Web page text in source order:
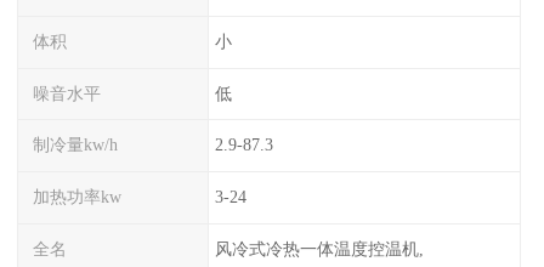
体积 小
噪音水平 低
制冷量kw/h 2.9-87.3
加热功率kw 3-24
全名 风冷式冷热一体温度控温机,